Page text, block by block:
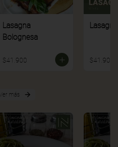
Lasagna
Bolognesa
$41.900 $41.900
Ver más